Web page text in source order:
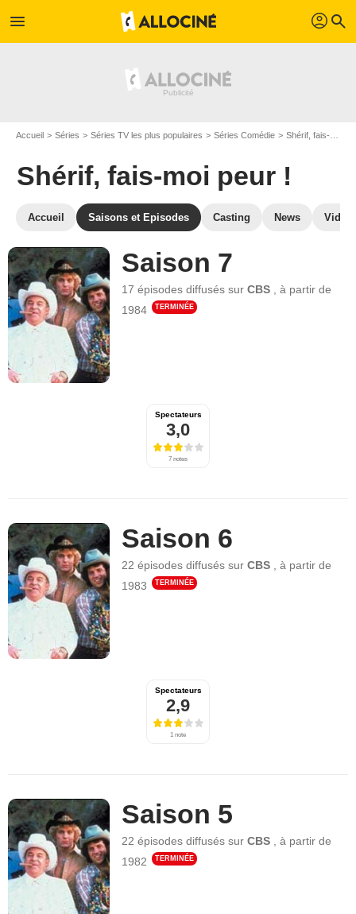
menu profil search
Accueil Séries Séries TV les plus populaires Séries Comédie Shérif, fais-moi peur !
Shérif, fais-moi peur !
Accueil Saisons et Episodes Casting News
Saison 7
17 épisodes diffusés surCBS ,à partir de
1984
TERMINÉE
Spectateurs
3,0
7 notes
Saison 6
22 épisodes diffusés surCBS ,à partir de
1983
TERMINÉE
Spectateurs
2,9
1 note
Saison 5
22 épisodes diffusés surCBS ,à partir de
1982
TERMINÉE